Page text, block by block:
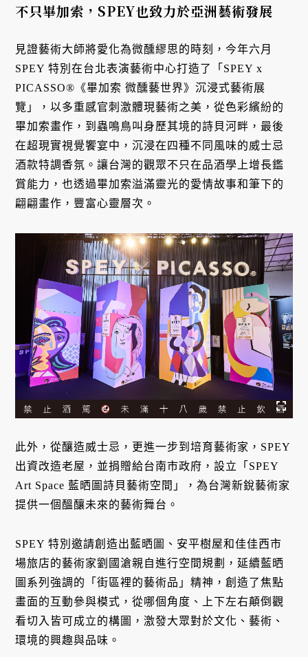
不只畢加索，SPEY也致力於亞洲藝術發展
見證藝術大師將愛化為微醺繆思的時刻，今年六月
SPEY 特別在台北表演藝術中心打造了「SPEY x
PICASSO®《畢加索 微醺藝世界》沉浸式藝術展
覽」，以多重感官刺激體現藝術之美，從色彩繽紛的
畢加索畫作，到蟲鳴鳥叫身歷其境的詩貝河畔，最後
在超現實視覺饗宴中，沉浸在四種不同風味的威士忌
酒款特調香氛。讓台灣的觀眾不只在品酒學上增長鑑
賞能力，也透過畢加索溢滿靈光的愛情故事和筆下的
翩翩畫作，豐富心靈層次。
此外，從釀造威士忌，更進一步到培育藝術家，SPEY
出資改造老屋，並捐贈給台南市政府，設立「SPEY
Art Space 藍晒圖詩貝藝術空間」，為台灣新銳藝術家
提供一個醞釀未來的藝術舞台。
SPEY 特別邀請創造出藍晒圖、安平樹屋和佳佳西市
場旅店的藝術家劉國滄親自進行空間規劃，延續藍晒
圖系列強調的「街區裡的藝術品」精神，創造了焦點
畫面的互動參與模式，從哪個角度、上下左右顛倒觀
看切入皆可成立的構圖，激發大眾對於文化、藝術、
環境的興趣與品味。